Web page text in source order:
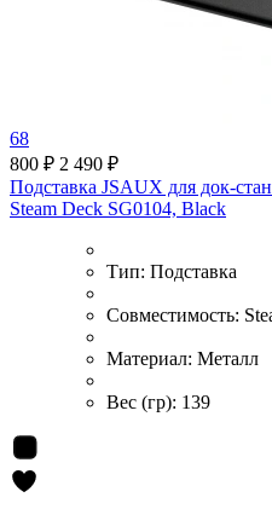
68
800 ₽ 2 490 ₽
Подставка JSAUX для док-
Steam Deck SG0104, Black
Тип: Подставка
Совместимость:
Материал: Металл
Вес (гр): 139